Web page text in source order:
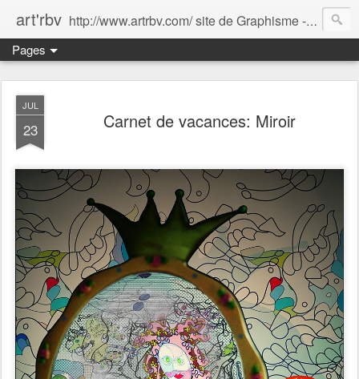
art'rbv http://www.artrbv.com/ site de Graphisme - Illustrations - Edition - Animations - Publicité
Pages
JUL
23 Carnet de vacances: Miroir